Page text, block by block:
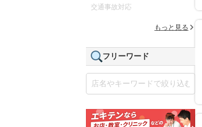
交通事故対応
もっと見る
フリーワード